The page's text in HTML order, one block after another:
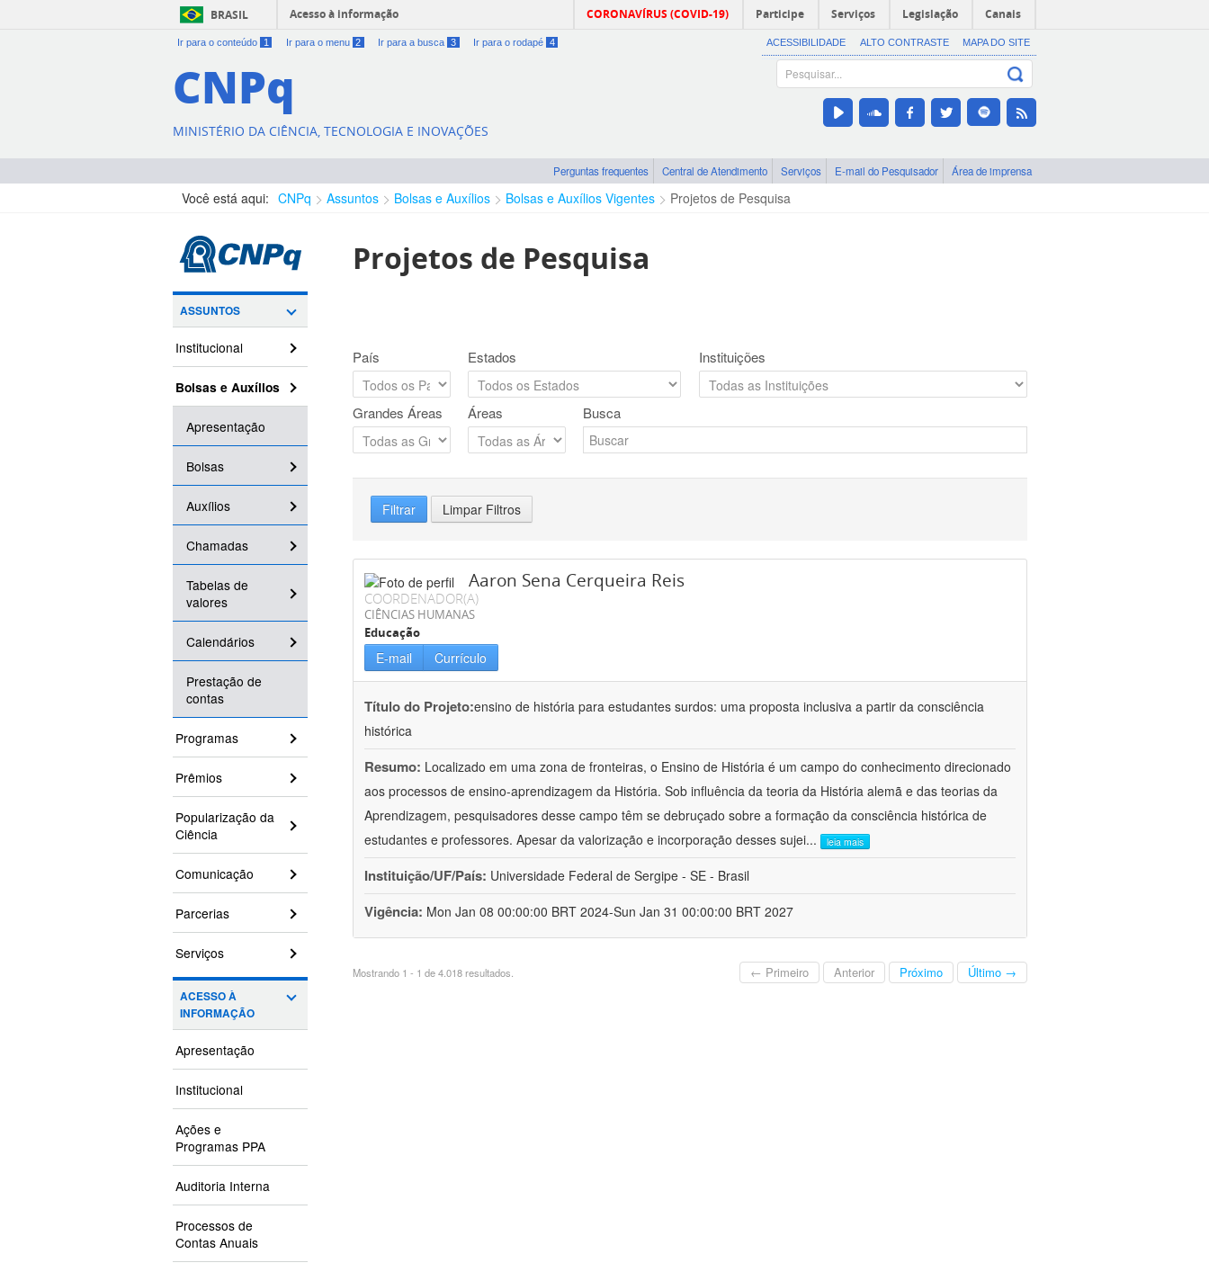
BRASIL Acesso à informação CORONAVÍRUS (COVID-19) Participe Serviços Legislação Canais
Ir para o conteúdo 1 Ir para o menu 2 Ir para a busca 3 Ir para o rodapé 4 ACESSIBILIDADE ALTO CONTRASTE MAPA DO SITE
CNPq
MINISTÉRIO DA CIÊNCIA, TECNOLOGIA E INOVAÇÕES
Perguntas frequentes Central de Atendimento Serviços E-mail do Pesquisador Área de imprensa
Você está aqui: CNPq Assuntos Bolsas e Auxílios Bolsas e Auxílios Vigentes Projetos de Pesquisa
ASSUNTOS
Institucional
Bolsas e Auxílios
Apresentação
Bolsas
Auxílios
Chamadas
Tabelas de
valores
Calendários
Prestação de
contas
Programas
Prêmios
Popularização da
Ciência
Comunicação
Parcerias
Serviços
ACESSO À
INFORMAÇÃO
Apresentação
Institucional
Ações e
Programas PPA
Auditoria Interna
Processos de
Contas Anuais
Projetos de Pesquisa
País Estados Instituições
Grandes Áreas Áreas Busca
Filtrar Limpar Filtros
Aaron Sena Cerqueira Reis
COORDENADOR(A)
CIÊNCIAS HUMANAS
Educação
E-mail Currículo
Título do Projeto:ensino de história para estudantes surdos: uma proposta inclusiva a partir da consciência
histórica
Resumo: Localizado em uma zona de fronteiras, o Ensino de História é um campo do conhecimento direcionado
aos processos de ensino-aprendizagem da História. Sob influência da teoria da História alemã e das teorias da
Aprendizagem, pesquisadores desse campo têm se debruçado sobre a formação da consciência histórica de
estudantes e professores. Apesar da valorização e incorporação desses sujei... leia mais
Instituição/UF/País: Universidade Federal de Sergipe - SE - Brasil
Vigência: Mon Jan 08 00:00:00 BRT 2024-Sun Jan 31 00:00:00 BRT 2027
Mostrando 1 - 1 de 4.018 resultados. ← Primeiro Anterior Próximo Último →